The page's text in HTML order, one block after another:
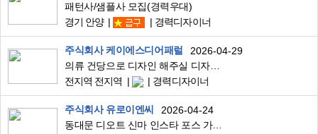
패턴사/샘플사 모집(경력우대)
경기 안양
경력디자이너
주식회사 케이에스디어패럴
2026-04-29
의류 건당으로 디자인 해주실 디자이너 구합니다
전지역 전지역
경력디자이너
주식회사 유로이엔씨
2026-04-24
동대문 디오트 신마 인스타 포스 가능자